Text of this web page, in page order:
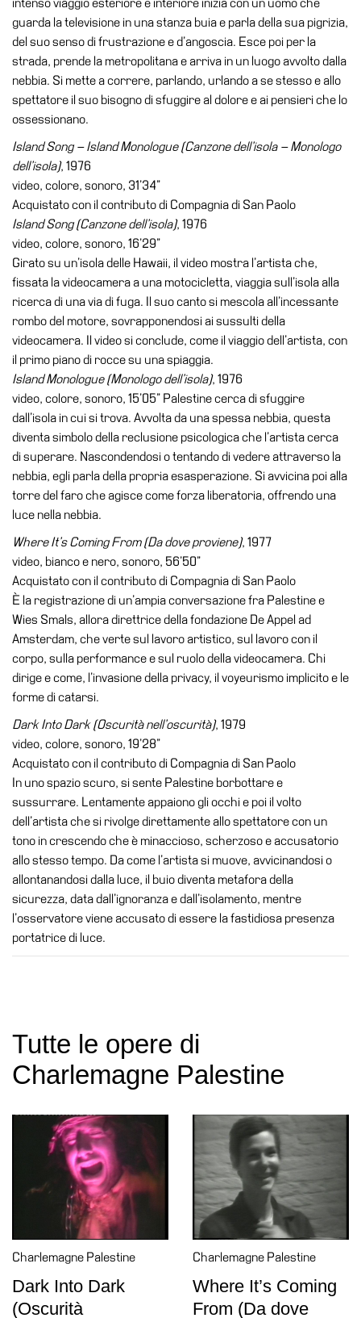
intenso viaggio esteriore e interiore inizia con un uomo che
guarda la televisione in una stanza buia e parla della sua pigrizia,
del suo senso di frustrazione e d’angoscia. Esce poi per la
strada, prende la metropolitana e arriva in un luogo avvolto dalla
nebbia. Si mette a correre, parlando, urlando a se stesso e allo
spettatore il suo bisogno di sfuggire al dolore e ai pensieri che lo
ossessionano.
Island Song – Island Monologue (Canzone dell’isola – Monologo
dell’isola), 1976
video, colore, sonoro, 31’34”
Acquistato con il contributo di Compagnia di San Paolo
Island Song (Canzone dell’isola), 1976
video, colore, sonoro, 16’29”
Girato su un’isola delle Hawaii, il video mostra l’artista che,
fissata la videocamera a una motocicletta, viaggia sull’isola alla
ricerca di una via di fuga. Il suo canto si mescola all’incessante
rombo del motore, sovrapponendosi ai sussulti della
videocamera. Il video si conclude, come il viaggio dell’artista, con
il primo piano di rocce su una spiaggia.
Island Monologue (Monologo dell’isola), 1976
video, colore, sonoro, 15’05” Palestine cerca di sfuggire
dall’isola in cui si trova. Avvolta da una spessa nebbia, questa
diventa simbolo della reclusione psicologica che l’artista cerca
di superare. Nascondendosi o tentando di vedere attraverso la
nebbia, egli parla della propria esasperazione. Si avvicina poi alla
torre del faro che agisce come forza liberatoria, offrendo una
luce nella nebbia.
Where It’s Coming From (Da dove proviene), 1977
video, bianco e nero, sonoro, 56’50”
Acquistato con il contributo di Compagnia di San Paolo
È la registrazione di un’ampia conversazione fra Palestine e
Wies Smals, allora direttrice della fondazione De Appel ad
Amsterdam, che verte sul lavoro artistico, sul lavoro con il
corpo, sulla performance e sul ruolo della videocamera. Chi
dirige e come, l’invasione della privacy, il voyeurismo implicito e le
forme di catarsi.
Dark Into Dark (Oscurità nell’oscurità), 1979
video, colore, sonoro, 19’28”
Acquistato con il contributo di Compagnia di San Paolo
In uno spazio scuro, si sente Palestine borbottare e
sussurrare. Lentamente appaiono gli occhi e poi il volto
dell’artista che si rivolge direttamente allo spettatore con un
tono in crescendo che è minaccioso, scherzoso e accusatorio
allo stesso tempo. Da come l’artista si muove, avvicinandosi o
allontanandosi dalla luce, il buio diventa metafora della
sicurezza, data dall’ignoranza e dall’isolamento, mentre
l’osservatore viene accusato di essere la fastidiosa presenza
portatrice di luce.
Tutte le opere di
Charlemagne Palestine
Charlemagne Palestine
Dark Into Dark
(Oscurità
Charlemagne Palestine
Where It’s Coming
From (Da dove